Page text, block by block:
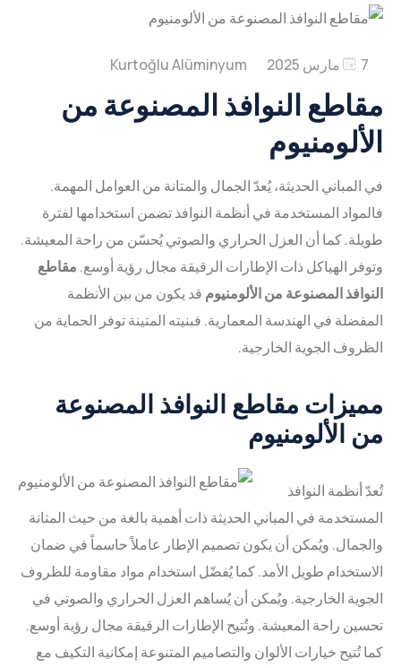
الجودة
المنتج
الموارد
البشرية
الشهادات
خط
معالجات
طلاء
المسحوق
طلاء
النقل
خط
حاجز
الحراري
خط
المعالجة
الميكانيكية
خط
التعبئة
والتغليف
شحنة
مختبر
والجودة
البيئة
والطاقة
أنظمة
أنظمة
أنظمة
الجدران
نظام
الحديقة
الشتوية
أنظمة
واجهات
الألواح
أنظمة
الشمسي
نظام
الألومنيوم
أنظمة
الدرابزين
أنظمة
العتبات
الأنظمة
الداخلية
المشاريع
مدونة
العربية
Türkçe
English
Deutsch
Français
Русский
Български
7 مارس 2025
مقاطع النوافذ المصنوعة من
الألومنيوم
في المباني الحديثة، يُعدّ الجمال والمتانة من العوامل المهمة.
فالمواد المستخدمة في أنظمة النوافذ تضمن استخدامها لفترة
طويلة. كما أن العزل الحراري والصوتي يُحسّن من راحة المعيشة.
وتوفر الهياكل ذات الإطارات الرقيقة مجال رؤية أوسع. مقاطع
النوافذ المصنوعة من الألومنيوم قد يكون من بين الأنظمة
المفضلة في الهندسة المعمارية. فبنيته المتينة توفر الحماية من
الظروف الجوية الخارجية.
مميزات مقاطع النوافذ المصنوعة
من الألومنيوم
تُعدّ أنظمة النوافذ
المستخدمة في المباني الحديثة ذات أهمية بالغة من حيث المتانة
والجمال. ويُمكن أن يكون تصميم الإطار عاملاً حاسماً في ضمان
الاستخدام طويل الأمد. كما يُفضّل استخدام مواد مقاومة للظروف
الجوية الخارجية. ويُمكن أن يُساهم العزل الحراري والصوتي في
تحسين راحة المعيشة. وتُتيح الإطارات الرقيقة مجال رؤية أوسع.
كما تُتيح خيارات الألوان والتصاميم المتنوعة إمكانية التكيف مع